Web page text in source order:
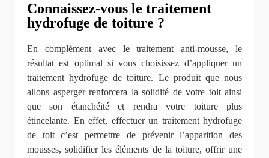
Connaissez-vous le traitement
hydrofuge de toiture ?
En complément avec le traitement anti-mousse, le
résultat est optimal si vous choisissez d’appliquer un
traitement hydrofuge de toiture. Le produit que nous
allons asperger renforcera la solidité de votre toit ainsi
que son étanchéité et rendra votre toiture plus
étincelante. En effet, effectuer un traitement hydrofuge
de toit c’est permettre de prévenir l’apparition des
mousses, solidifier les éléments de la toiture, offrir une